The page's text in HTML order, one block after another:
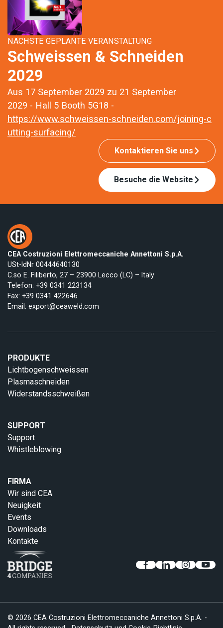
NÄCHSTE GEPLANTE VERANSTALTUNG
Schweissen & Schneiden
2029
Aus 17 September 2029 zu 21 September
2029 - Hall 5 Booth 5G18 -
https://www.schweissen-schneiden.com/joining-c
utting-surfacing/
Kontaktieren Sie uns
Besuche die Website
CEA Costruzioni Elettromeccaniche Annettoni S.p.A.
USt-IdNr 00444640130
C.so E. Filiberto, 27 – 23900 Lecco (LC) – Italy
Telefon: +39 0341 223134
Fax: +39 0341 422646
Email: export@ceaweld.com
PRODUKTE
Lichtbogenschweissen
Plasmaschneiden
Widerstandsschweißen
SUPPORT
Support
Whistleblowing
FIRMA
Wir sind CEA
Neuigkeit
Events
Downloads
Kontakte
© 2026 CEA Costruzioni Elettromeccaniche Annettoni S.p.A. -